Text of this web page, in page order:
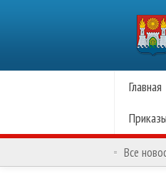
Главная
Все